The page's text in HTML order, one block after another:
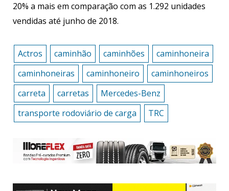
20% a mais em comparação com as 1.292 unidades
vendidas até junho de 2018.
Actros caminhão caminhões
caminhoneira
caminhoneiras
caminhoneiro
caminhoneiros
carreta
carretas
Mercedes-Benz
transporte rodoviário de carga
TRC